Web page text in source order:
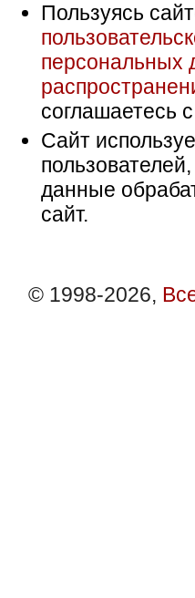
Пользуясь
персональных
соглашаетесь с
Сайт
данные
сайт.
© 1998-2026,